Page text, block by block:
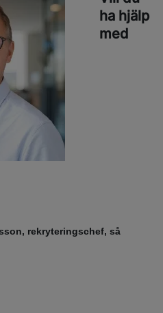
ha hjälp
med
rekryteringschef, så